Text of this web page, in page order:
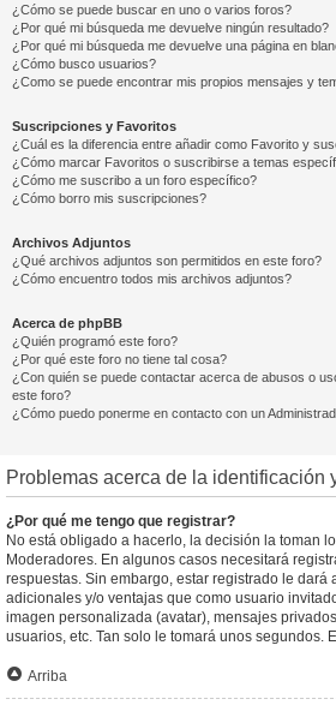
¿Cómo se puede buscar en uno o varios foros?
¿Por qué mi búsqueda me devuelve ningún resultado?
¿Por qué mi búsqueda me devuelve una página en
¿Cómo busco usuarios?
¿Como se puede encontrar mis propios mensajes y
Suscripciones y Favoritos
¿Cuál es la diferencia entre añadir como Favorito y
¿Cómo marcar Favoritos o suscribirse a temas
¿Cómo me suscribo a un foro específico?
¿Cómo borro mis suscripciones?
Archivos Adjuntos
¿Qué archivos adjuntos son permitidos en este foro?
¿Cómo encuentro todos mis archivos adjuntos?
Acerca de phpBB
¿Quién programó este foro?
¿Por qué este foro no tiene tal cosa?
¿Con quién se puede contactar acerca de abusos o
este foro?
¿Cómo puedo ponerme en contacto con un
Problemas acerca de la identificación
¿Por qué me tengo que registrar?
No está obligado a hacerlo, la decisión la toman
Moderadores. En algunos casos necesitará
respuestas. Sin embargo, estar registrado le dará
adicionales y/o ventajas que como usuario
imagen personalizada (avatar), mensajes
usuarios, etc. Tan solo le tomará unos segundos.
Arriba